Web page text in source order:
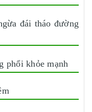
đái tháo đường
phổi khỏe mạnh